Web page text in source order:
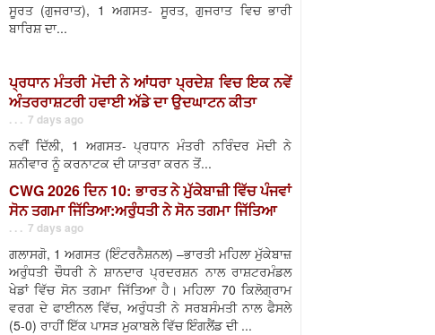
ਸੂਰਤ (ਗੁਜਰਾਤ), 1 ਅਗਸਤ- ਸੂਰਤ, ਗੁਜਰਾਤ ਵਿਚ ਭਾਰੀ
ਬਾਰਿਸ਼ ਦਾ...
ਪ੍ਰਧਾਨ ਮੰਤਰੀ ਮੋਦੀ ਨੇ ਆਂਧਰਾ ਪ੍ਰਦੇਸ਼ ਵਿਚ ਇਕ ਨਵੇਂ
ਅੰਤਰਰਾਸ਼ਟਰੀ ਹਵਾਈ ਅੱਡੇ ਦਾ ਉਦਘਾਟਨ ਕੀਤਾ
. . . 7 days ago
ਨਵੀਂ ਦਿੱਲੀ, 1 ਅਗਸਤ- ਪ੍ਰਧਾਨ ਮੰਤਰੀ ਨਰਿੰਦਰ ਮੋਦੀ ਨੇ
ਸ਼ਨੀਵਾਰ ਨੂੰ ਕਰਨਾਟਕ ਦੀ ਯਾਤਰਾ ਕਰਨ ਤੋਂ...
CWG 2026 ਦਿਨ 10: ਭਾਰਤ ਨੇ ਮੁੱਕੇਬਾਜ਼ੀ ਵਿੱਚ ਪੰਜਵਾਂ
ਸੋਨ ਤਗਮਾ ਜਿੱਤਿਆ:ਅਰੁੰਧਤੀ ਨੇ ਸੋਨ ਤਗਮਾ ਜਿੱਤਿਆ
. . . 7 days ago
ਗਲਾਸਗੋ, 1 ਅਗਸਤ (ਇੰਟਰਨੈਸ਼ਨਲ) –ਭਾਰਤੀ ਮਹਿਲਾ ਮੁੱਕੇਬਾਜ਼
ਅਰੁੰਧਤੀ ਚੌਧਰੀ ਨੇ ਸ਼ਾਨਦਾਰ ਪ੍ਰਦਰਸ਼ਨ ਨਾਲ ਰਾਸ਼ਟਰਮੰਡਲ
ਖੇਡਾਂ ਵਿੱਚ ਸੋਨ ਤਗਮਾ ਜਿੱਤਿਆ ਹੈ। ਮਹਿਲਾ 70 ਕਿਲੋਗ੍ਰਾਮ
ਵਰਗ ਦੇ ਫਾਈਨਲ ਵਿੱਚ, ਅਰੁੰਧਤੀ ਨੇ ਸਰਬਸੰਮਤੀ ਨਾਲ ਫੈਸਲੇ
(5-0) ਰਾਹੀਂ ਇੱਕ ਪਾਸੜ ਮੁਕਾਬਲੇ ਵਿੱਚ ਇੰਗਲੈਂਡ ਦੀ ...